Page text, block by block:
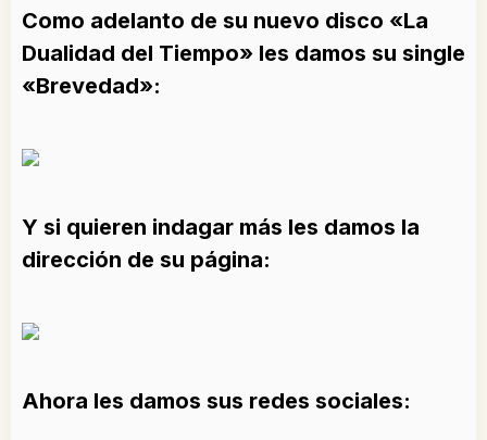
Como adelanto de su nuevo disco «La
Dualidad del Tiempo» les damos su single
«Brevedad»:
Y si quieren indagar más les damos la
dirección de su página:
Ahora les damos sus redes sociales: